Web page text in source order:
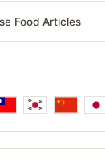
Food Articles